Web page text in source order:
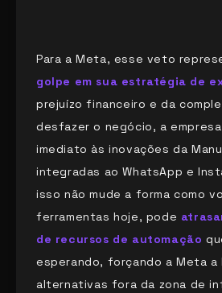
Para a Meta, esse veto
golpe em sua estratégia de
prejuízo financeiro e da
desfazer o negócio, a
imediato às inovações da
integradas ao WhatsApp e
isso não mude a forma como
ferramentas hoje, pode
de recursos de automação
esperando, forçando a Meta a
alternativas fora da zona de